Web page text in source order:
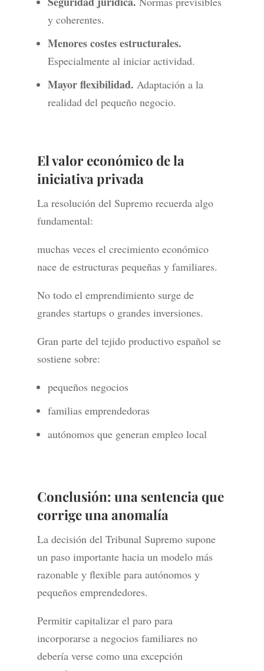
y coherentes.
Menores costes estructurales.
Especialmente al iniciar actividad.
Mayor flexibilidad. Adaptación a la
realidad del pequeño negocio.
El valor económico de la
iniciativa privada
La resolución del Supremo recuerda algo
fundamental:
muchas veces el crecimiento económico
nace de estructuras pequeñas y familiares.
No todo el emprendimiento surge de
grandes startups o grandes inversiones.
Gran parte del tejido productivo español se
sostiene sobre:
pequeños negocios
familias emprendedoras
autónomos que generan empleo local
Conclusión: una sentencia que
corrige una anomalía
La decisión del Tribunal Supremo supone
un paso importante hacia un modelo más
razonable y flexible para autónomos y
pequeños emprendedores.
Permitir capitalizar el paro para
incorporarse a negocios familiares no
debería verse como una excepción